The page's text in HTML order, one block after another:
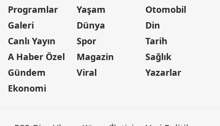
Programlar
Galeri
Canlı Yayın
A Haber Özel
Gündem
Ekonomi
Yaşam
Dünya
Spor
Magazin
Viral
Otomobil
Din
Tarih
Sağlık
Yazarlar